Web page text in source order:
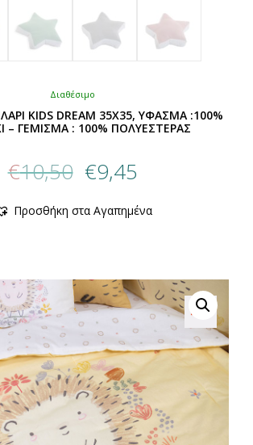
Διαθέσιμο
KIDS DREAM 35Χ35, ΥΦΑΣΜΑ :100%
– ΓΕΜΙΣΜΑ : 100% ΠΟΛΥΕΣΤΕΡΑΣ
€10,50
price
€10,50.
€9,45
είναι:
το
παραλλαγές.
Οι
επιλογές
μπορούν
να
επιλεγούν
στη
σελίδα
του
προϊόντος
Προσθήκη στα Αγαπημένα